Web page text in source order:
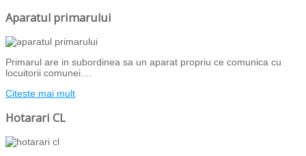
Aparatul primarului
Primarul are in subordinea sa un aparat propriu ce comunica cu
locuitorii comunei....
Citeste mai mult
Hotarari CL